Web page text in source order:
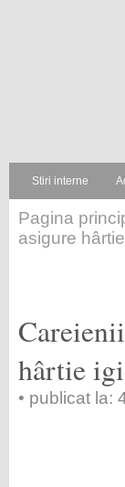
Stiri interne
Pagina
asigure
hârtie
• publicat la: